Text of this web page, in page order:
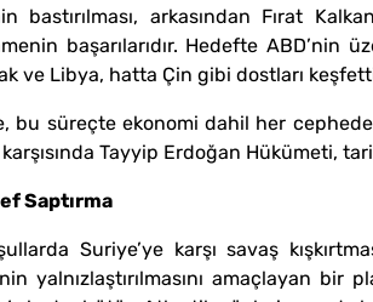
bastırılması, arkasından Fırat
başarılarıdır. Hedefte ABD’nin
ve Libya, hatta Çin gibi dostları
bu süreçte ekonomi dahil her
Tayyip Erdoğan Hükümeti,
Saptırma
Suriye’ye karşı savaş
yalnızlaştırılmasını amaçlayan bir